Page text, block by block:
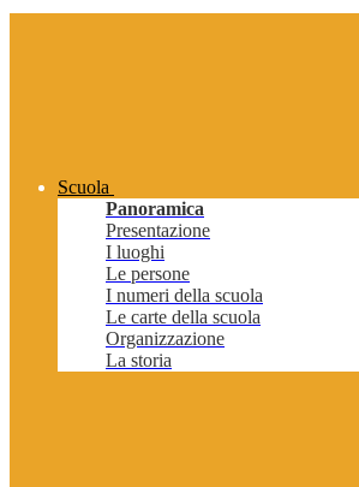
Scuola
Panoramica
Presentazione
I luoghi
Le persone
I numeri della scuola
Le carte della scuola
Organizzazione
La storia